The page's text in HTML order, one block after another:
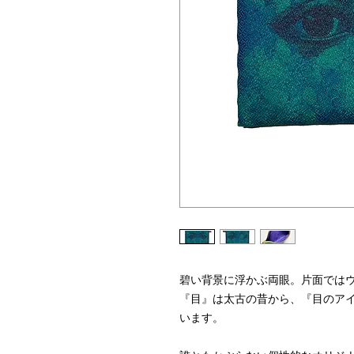
碧い背景に浮かぶ両眼。片面では
『目』は太古の昔から、『目の
います。